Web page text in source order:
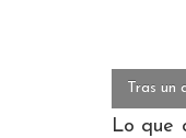
Tras un
Lo que